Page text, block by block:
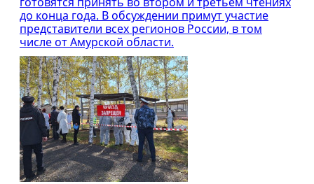
до конца года. В обсуждении примут участие
представители всех регионов России, в том
числе от Амурской области.